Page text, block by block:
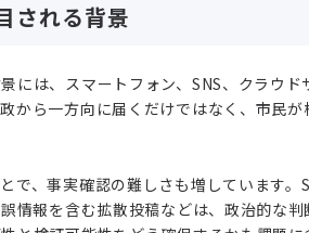
される背景
には、スマートフォン、SNS、クラウ
から一方向に届くだけではなく、市民
で、事実確認の難しさも増しています。
情報を含む拡散投稿などは、政治的な